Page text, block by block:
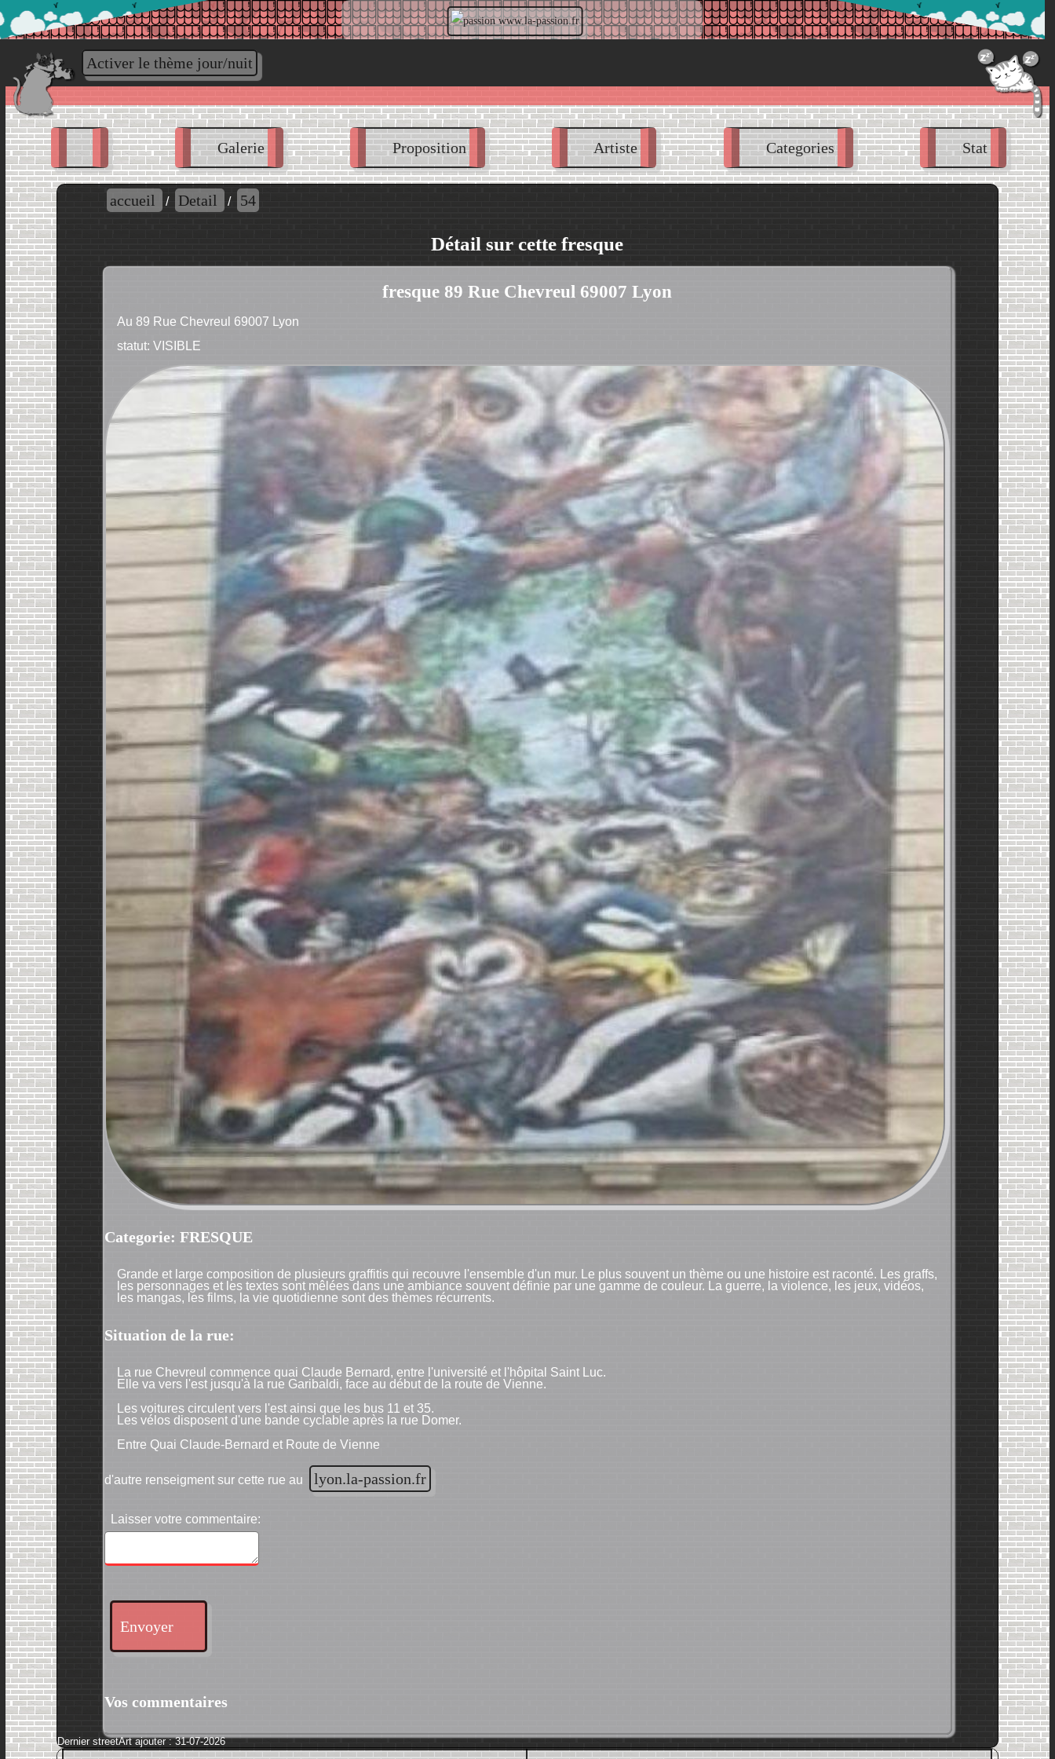
www.la-passion.fr calendrier.la-passion.fr la-passion.fr/poste//index.php?p=poste
Activer le thème jour/nuit
Galerie Proposition Artiste Categories Stat
accueil / Detail / 54
Détail sur cette fresque
fresque 89 Rue Chevreul 69007 Lyon
Au 89 Rue Chevreul 69007 Lyon
statut: VISIBLE
Categorie: FRESQUE
Grande et large composition de plusieurs graffitis qui recouvre l'ensemble d'un mur. Le plus souvent un thème ou une histoire est raconté. Les graffs,
les personnages et les textes sont mêlées dans une ambiance souvent définie par une gamme de couleur. La guerre, la violence, les jeux, vidéos,
les mangas, les films, la vie quotidienne sont des thèmes récurrents.
Situation de la rue:
La rue Chevreul commence quai Claude Bernard, entre l'université et l'hôpital Saint Luc.
Elle va vers l'est jusqu'à la rue Garibaldi, face au début de la route de Vienne.
Les voitures circulent vers l'est ainsi que les bus 11 et 35.
Les vélos disposent d'une bande cyclable après la rue Domer.
Entre Quai Claude-Bernard et Route de Vienne
d'autre renseigment sur cette rue au lyon.la-passion.fr
Laisser votre commentaire:
Envoyer
Vos commentaires
Dernier streetArt ajouter : 31-07-2026